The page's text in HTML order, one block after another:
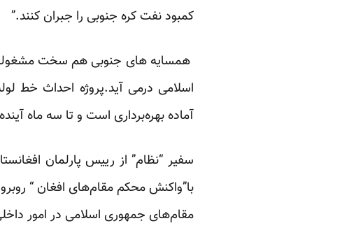
کمبود نفت کره جنوبی را جبران کنند.”
اسلامی درمی آید.پروژه احداث خط
آماده بهره‌برداری است و تا سه ماه آینده با ظرفیت اولیه
سفیر “نظام” از رییس پارلمان
با”واکنش محکم مقام‌های افغان “
مقام‌های جمهوری اسلامی در امور